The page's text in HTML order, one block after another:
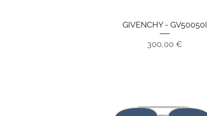
Aperçu rapide
GIVENCHY - GV50050I
Prix
300,00 €